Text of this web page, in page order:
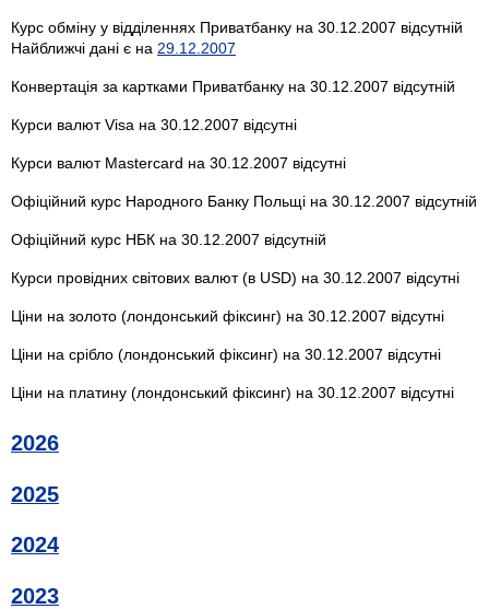
Курс обміну у відділеннях Приватбанку на 30.12.2007 відсутній
Найближчі дані є на 29.12.2007
Конвертація за картками Приватбанку на 30.12.2007 відсутній
Курси валют Visa на 30.12.2007 відсутні
Курси валют Mastercard на 30.12.2007 відсутні
Офіційний курс Народного Банку Польщі на 30.12.2007 відсутній
Офіційний курс НБК на 30.12.2007 відсутній
Курси провідних світових валют (в USD) на 30.12.2007 відсутні
Ціни на золото (лондонський фіксинг) на 30.12.2007 відсутні
Ціни на срібло (лондонський фіксинг) на 30.12.2007 відсутні
Ціни на платину (лондонський фіксинг) на 30.12.2007 відсутні
2026
2025
2024
2023